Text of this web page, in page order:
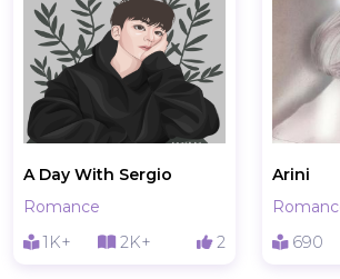
A Day With Sergio
Romance
1K+
2K+ 2
Arini
690